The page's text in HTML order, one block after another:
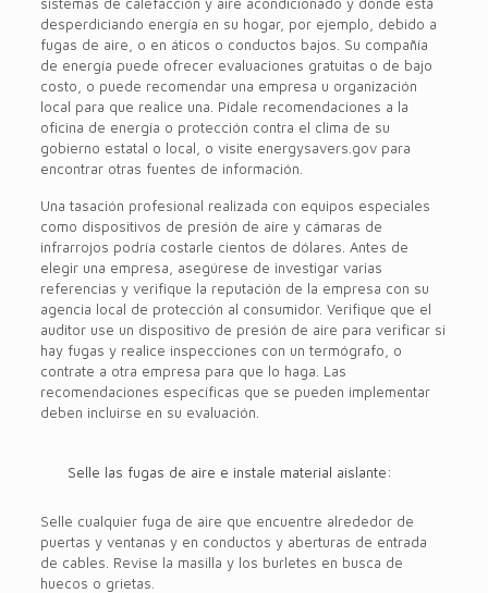
desperdiciando energía en su hogar, por ejemplo, debido a
fugas de aire, o en áticos o conductos bajos. Su compañía
de energía puede ofrecer evaluaciones gratuitas o de bajo
costo, o puede recomendar una empresa u organización
local para que realice una. Pídale recomendaciones a la
oficina de energía o protección contra el clima de su
gobierno estatal o local, o visite energysavers.gov para
encontrar otras fuentes de información.
Una tasación profesional realizada con equipos especiales
como dispositivos de presión de aire y cámaras de
infrarrojos podría costarle cientos de dólares. Antes de
elegir una empresa, asegúrese de investigar varias
referencias y verifique la reputación de la empresa con su
agencia local de protección al consumidor. Verifique que el
auditor use un dispositivo de presión de aire para verificar si
hay fugas y realice inspecciones con un termógrafo, o
contrate a otra empresa para que lo haga. Las
recomendaciones específicas que se pueden implementar
deben incluirse en su evaluación.
Selle las fugas de aire e instale material aislante:
Selle cualquier fuga de aire que encuentre alrededor de
puertas y ventanas y en conductos y aberturas de entrada
de cables. Revise la masilla y los burletes en busca de
huecos o grietas.